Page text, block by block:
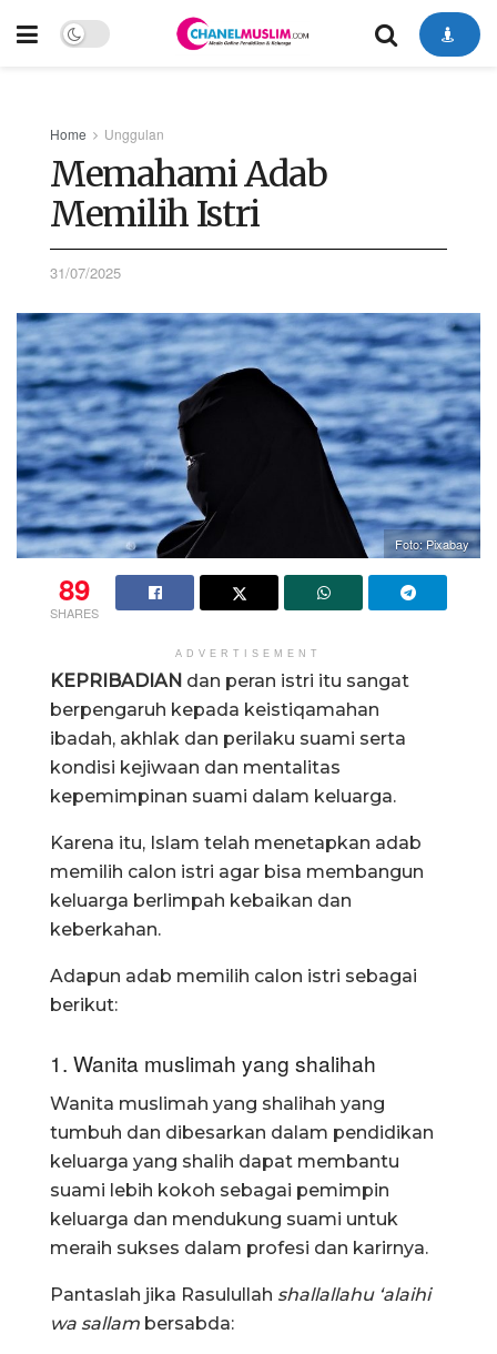
Home Unggulan
Memahami Adab
Memilih Istri
31/07/2025
Foto: Pixabay
89
SHARES
ADVERTISEMENT
KEPRIBADIAN dan peran istri itu sangat
berpengaruh kepada keistiqamahan
ibadah, akhlak dan perilaku suami serta
kondisi kejiwaan dan mentalitas
kepemimpinan suami dalam keluarga.
Karena itu, Islam telah menetapkan adab
memilih calon istri agar bisa membangun
keluarga berlimpah kebaikan dan
keberkahan.
Adapun adab memilih calon istri sebagai
berikut:
1. Wanita muslimah yang shalihah
Wanita muslimah yang shalihah yang
tumbuh dan dibesarkan dalam pendidikan
keluarga yang shalih dapat membantu
suami lebih kokoh sebagai pemimpin
keluarga dan mendukung suami untuk
meraih sukses dalam profesi dan karirnya.
Pantaslah jika Rasulullah shallallahu ‘alaihi
wa sallam bersabda: